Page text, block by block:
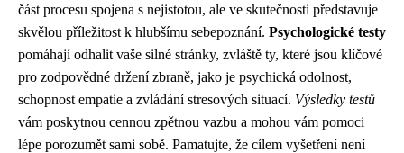
část procesu spojena s nejistotou, ale ve skutečnosti představuje
skvělou příležitost k hlubšímu sebepoznání. Psychologické testy
pomáhají odhalit vaše silné stránky, zvláště ty, které jsou klíčové
pro zodpovědné držení zbraně, jako je psychická odolnost,
schopnost empatie a zvládání stresových situací. Výsledky testů
vám poskytnou cennou zpětnou vazbu a mohou vám pomoci
lépe porozumět sami sobě. Pamatujte, že cílem vyšetření není